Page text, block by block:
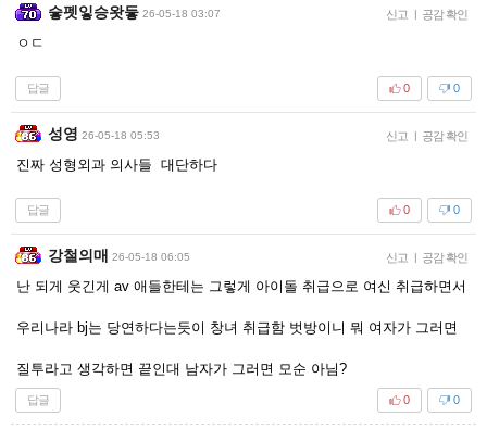
슿펫잏승왓듷 26-05-18 03:07 신고 | 공감 확인
ㅇㄷ
답글 0
0
성영 26-05-18 05:53 신고 | 공감 확인
진짜 성형외과 의사들 대단하다
답글 0
0
강철의매 26-05-18 06:05 신고 | 공감 확인
난 되게 웃긴게 av 애들한테는 그렇게 아이돌 취급으로 여신 취급하면서
우리나라 bj는 당연하다는듯이 창녀 취급함 벗방이니 뭐 여자가 그러면
질투라고 생각하면 끝인대 남자가 그러면 모순 아님?
답글 0
0